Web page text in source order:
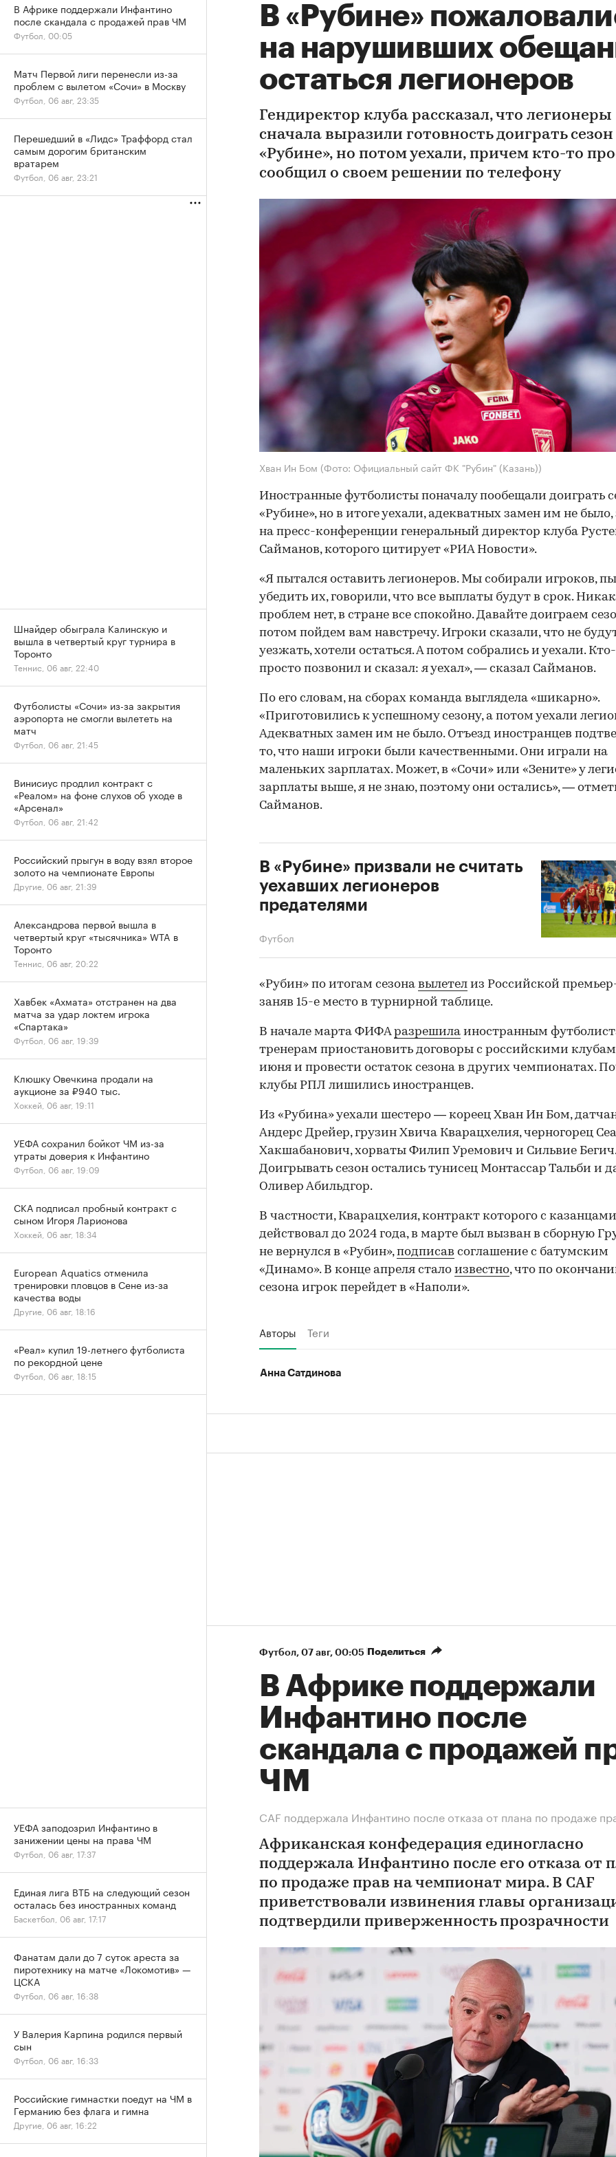
В «Рубине»
на нарушивших
остаться легионеров
Гендиректор клуба рассказал, что легионеры
сначала выразили готовность доиграть сезон
«Рубине», но потом уехали, причем кто-то
сообщил о своем решении по телефону
Хван Ин Бом (Фото: Официальный сайт ФК "Рубин" (Казань))
Иностранные футболисты поначалу пообещали доиграть
«Рубине», но в итоге уехали, адекватных замен им не было,
на пресс-конференции генеральный директор клуба
Сайманов, которого цитирует «РИА Новости».
«Я пытался оставить легионеров. Мы собирали игроков,
убедить их, говорили, что все выплаты будут в срок.
проблем нет, в стране все спокойно. Давайте доиграем
потом пойдем вам навстречу. Игроки сказали, что не
уезжать, хотели остаться. А потом собрались и уехали.
просто позвонил и сказал: я уехал», — сказал Сайманов.
По его словам, на сборах команда выглядела «шикарно».
«Приготовились к успешному сезону, а потом уехали
Адекватных замен им не было. Отъезд иностранцев
то, что наши игроки были качественными. Они играли на
маленьких зарплатах. Может, в «Сочи» или «Зените» у
зарплаты выше, я не знаю, поэтому они остались», —
Сайманов.
00:00 / 00:00
В «Рубине» призвали не считать
уехавших легионеров
предателями
Футбол
«Рубин» по итогам сезона вылетел из Российской
заняв 15-е место в турнирной таблице.
В начале марта ФИФАразрешила иностранным
тренерам приостановить договоры с российскими
июня и провести остаток сезона в других чемпионатах.
клубы РПЛ лишились иностранцев.
Из «Рубина» уехали шестеро — кореец Хван Ин Бом,
Андерс Дрейер, грузин Хвича Кварацхелия, черногорец
Хакшабанович, хорваты Филип Уремович и Сильвие Бегич.
Доигрывать сезон остались тунисец Монтассар Тальби и
Оливер Абильдгор.
В частности, Кварацхелия, контракт которого с казанцами
действовал до 2024 года, в марте был вызван в сборную
не вернулся в «Рубин»,подписав соглашение с батумским
«Динамо». В конце апреля стало известно, что по
сезона игрок перейдет в «Наполи».
Авторы Теги
Анна Сатдинова
Футбол⁠, 07 авг, 00:05 Поделиться
В Африке поддержали
Инфантино после
скандала с продажей
ЧМ
СAF поддержала Инфантино после отказа от плана по продаже
Африканская конфедерация единогласно
поддержала Инфантино после его отказа от
по продаже прав на чемпионат мира. В CAF
приветствовали извинения главы
подтвердили приверженность прозрачности
В Африке поддержали Инфантино
после скандала с продажей прав ЧМ
Футбол, 00:05
Матч Первой лиги перенесли из-за
проблем с вылетом «Сочи» в Москву
Футбол, 06 авг, 23:35
Перешедший в «Лидс» Траффорд стал
самым дорогим британским
вратарем
Футбол, 06 авг, 23:21
Шнайдер обыграла Калинскую и
вышла в четвертый круг турнира в
Торонто
Теннис, 06 авг, 22:40
Футболисты «Сочи» из-за закрытия
аэропорта не смогли вылететь на
матч
Футбол, 06 авг, 21:45
Винисиус продлил контракт с
«Реалом» на фоне слухов об уходе в
«Арсенал»
Футбол, 06 авг, 21:42
Российский прыгун в воду взял второе
золото на чемпионате Европы
Другие, 06 авг, 21:39
Александрова первой вышла в
четвертый круг «тысячника» WTA в
Торонто
Теннис, 06 авг, 20:22
Хавбек «Ахмата» отстранен на два
матча за удар локтем игрока
«Спартака»
Футбол, 06 авг, 19:39
Клюшку Овечкина продали на
аукционе за ₽940 тыс.
Хоккей, 06 авг, 19:11
УЕФА сохранил бойкот ЧМ из-за
утраты доверия к Инфантино
Футбол, 06 авг, 19:09
СКА подписал пробный контракт с
сыном Игоря Ларионова
Хоккей, 06 авг, 18:34
European Aquatics отменила
тренировки пловцов в Сене из-за
качества воды
Другие, 06 авг, 18:16
«Реал» купил 19-летнего футболиста
по рекордной цене
Футбол, 06 авг, 18:15
УЕФА заподозрил Инфантино в
занижении цены на права ЧМ
Футбол, 06 авг, 17:37
Единая лига ВТБ на следующий сезон
осталась без иностранных команд
Баскетбол, 06 авг, 17:17
Фанатам дали до 7 суток ареста за
пиротехнику на матче «Локомотив» —
ЦСКА
Футбол, 06 авг, 16:38
У Валерия Карпина родился первый
сын
Футбол, 06 авг, 16:33
Российские гимнастки поедут на ЧМ в
Германию без флага и гимна
Другие, 06 авг, 16:22